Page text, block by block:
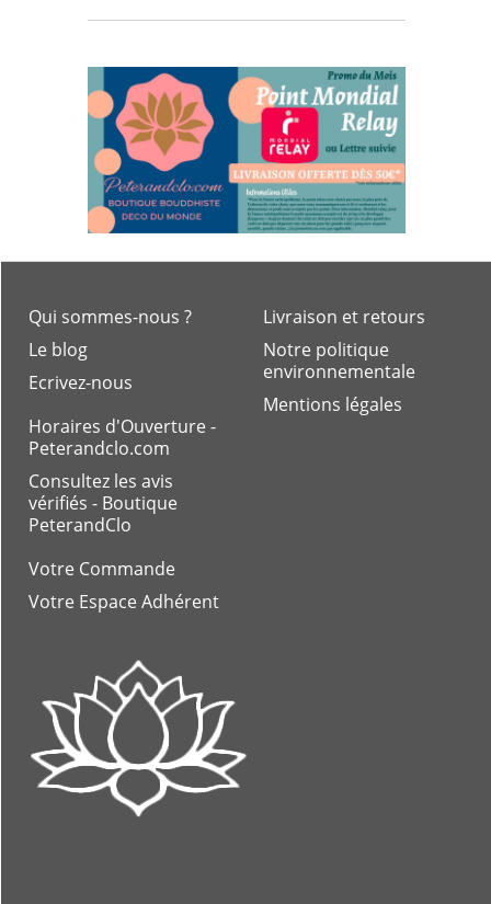
Livraison et retours
Notre politique
environnementale
Mentions légales
Qui sommes-nous ?
Le blog
Ecrivez-nous
Horaires d'Ouverture -
Peterandclo.com
Consultez les avis
vérifiés - Boutique
PeterandClo
Votre Commande
Votre Espace Adhérent